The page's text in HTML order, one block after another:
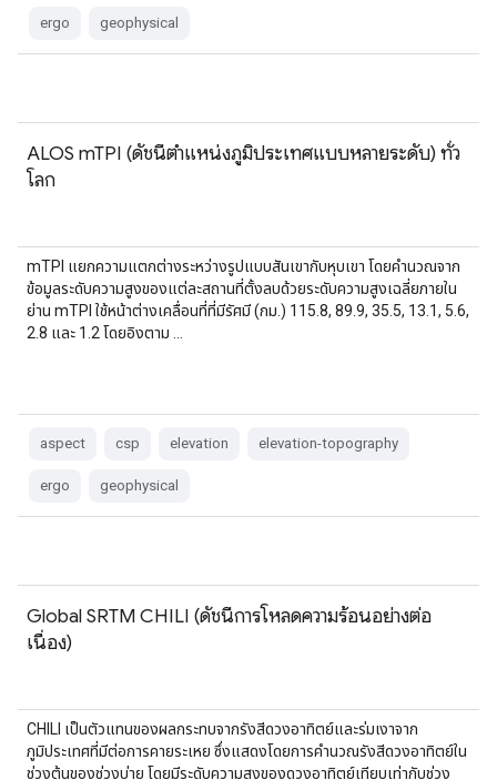
ergo geophysical
ALOS mTPI (ดัชนีตำแหน่งภูมิประเทศแบบหลายระดับ) ทั่ว
โลก
mTPI แยกความแตกต่างระหว่างรูปแบบสันเขากับหุบเขา โดยคำนวณจาก
ข้อมูลระดับความสูงของแต่ละสถานที่ตั้งลบด้วยระดับความสูงเฉลี่ยภายใน
ย่าน mTPI ใช้หน้าต่างเคลื่อนที่ที่มีรัศมี (กม.) 115.8, 89.9, 35.5, 13.1, 5.6,
2.8 และ 1.2 โดยอิงตาม …
aspect csp elevation elevation-topography
ergo geophysical
Global SRTM CHILI (ดัชนีการโหลดความร้อนอย่างต่อ
เนื่อง)
CHILI เป็นตัวแทนของผลกระทบจากรังสีดวงอาทิตย์และร่มเงาจาก
ภูมิประเทศที่มีต่อการคายระเหย ซึ่งแสดงโดยการคำนวณรังสีดวงอาทิตย์ใน
ช่วงต้นของช่วงบ่าย โดยมีระดับความสูงของดวงอาทิตย์เทียบเท่ากับช่วง